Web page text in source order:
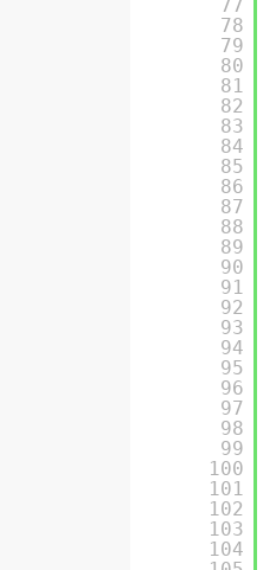
77
78
79
80
81
82
83
84
85
86
87
88
89
90
91
92
93
94
95
96
97
98
99
100
101
102
103
104